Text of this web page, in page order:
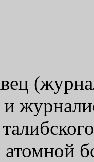
и
атомной